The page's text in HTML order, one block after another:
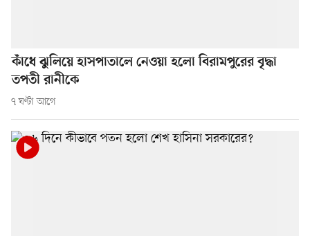
কাঁধে ঝুলিয়ে হাসপাতালে নেওয়া হলো বিরামপুরের বৃদ্ধা
তপতী রানীকে
৭ ঘণ্টা আগে